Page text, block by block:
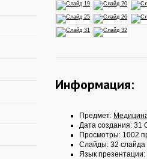
Информация:
Предмет:
Дата создания: 31
Просмотры: 1002
Слайды: 32 слайда
Язык презентации: